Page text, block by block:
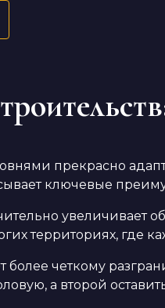
прекрасно
ключевые
увеличивает
территориях, где
более четкому
а второй